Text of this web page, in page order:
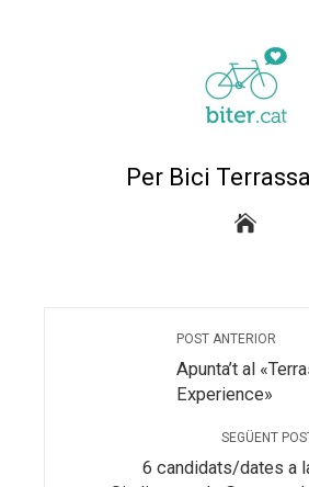
Per Bici
POST ANTERIOR
Apunta’t al
Experience»
SEGÜENT
6 candidats/dates a